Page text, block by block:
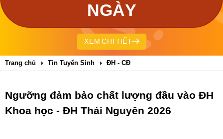
NGÀY
XEM CHI TIẾT
Trang chủ Tin Tuyển Sinh ĐH - CĐ
Ngưỡng đảm bảo chất lượng đầu vào ĐH
Khoa học - ĐH Thái Nguyên 2026